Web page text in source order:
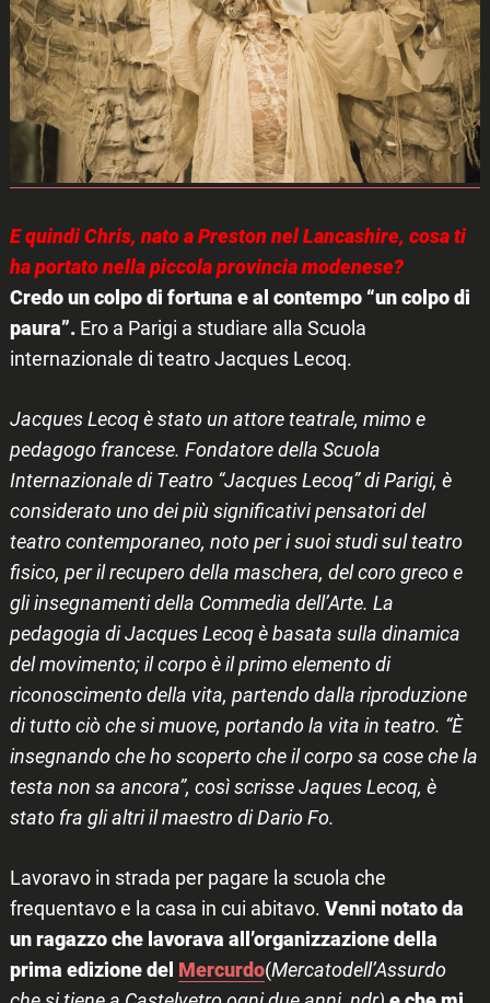
E quindi Chris, nato a Preston nel Lancashire, cosa ti
ha portato nella piccola provincia modenese?
Credo un colpo di fortuna e al contempo “un colpo di
paura”. Ero a Parigi a studiare alla Scuola
internazionale di teatro Jacques Lecoq.
Jacques Lecoq è stato un attore teatrale, mimo e
pedagogo francese. Fondatore della Scuola
Internazionale di Teatro “Jacques Lecoq” di Parigi, è
considerato uno dei più significativi pensatori del
teatro contemporaneo, noto per i suoi studi sul teatro
fisico, per il recupero della maschera, del coro greco e
gli insegnamenti della Commedia dell’Arte. La
pedagogia di Jacques Lecoq è basata sulla dinamica
del movimento; il corpo è il primo elemento di
riconoscimento della vita, partendo dalla riproduzione
di tutto ciò che si muove, portando la vita in teatro. “È
insegnando che ho scoperto che il corpo sa cose che la
testa non sa ancora”, così scrisse Jaques Lecoq, è
stato fra gli altri il maestro di Dario Fo.
Lavoravo in strada per pagare la scuola che
frequentavo e la casa in cui abitavo. Venni notato da
un ragazzo che lavorava all’organizzazione della
prima edizione del Mercurdo(Mercatodell’Assurdo